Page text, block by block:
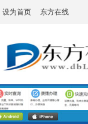
设为首页 东方在线